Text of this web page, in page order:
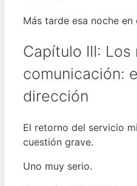
Más tarde esa noche en
Capítulo III: Los
comunicación:
dirección
El retorno del servicio
cuestión grave.
Uno muy serio.